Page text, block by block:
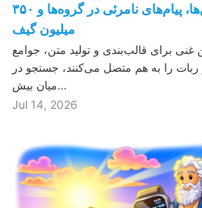
ویرایشگر متن غنی، انجمن‌ها، پیام‌های نامرئی در گروه‌ها و ۳۵۰
میلیون گیف
برای قالب‌بندی و تولید متن، جوامع
ربات را به هم متصل می‌کنند، جستجو در
میان بیش…
Jul 14, 2026